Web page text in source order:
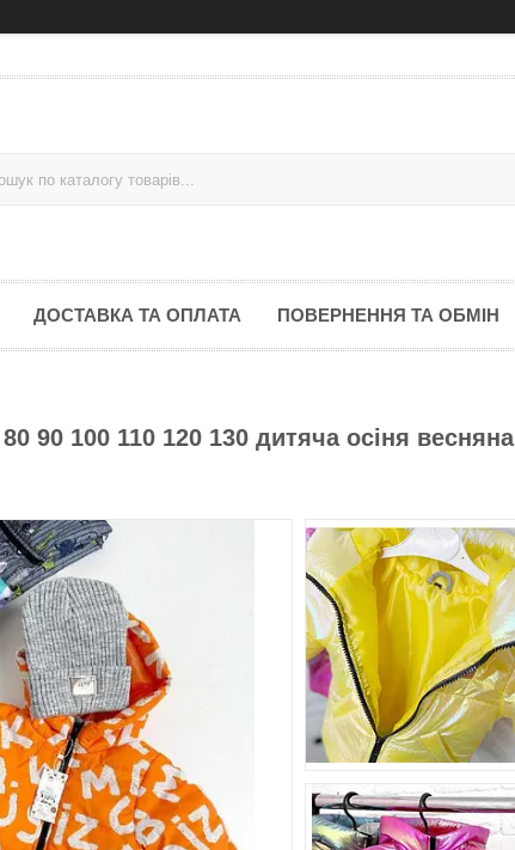
ДОСТАВКА ТА ОПЛАТА ПОВЕРНЕННЯ ТА ОБМІН
90 100 110 120 130 дитяча осіня весняна